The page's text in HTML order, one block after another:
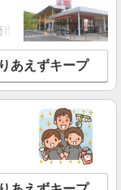
を見る
お掃除などのシニ
払い有/週払い有/交
・太田市・館林市
あえずキープ